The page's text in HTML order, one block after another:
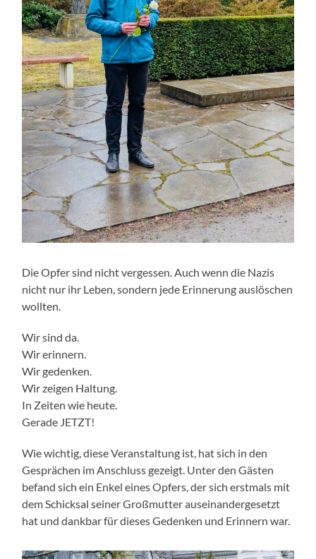
Die Opfer sind nicht vergessen. Auch wenn die Nazis
nicht nur ihr Leben, sondern jede Erinnerung auslöschen
wollten.
Wir sind da.
Wir erinnern.
Wir gedenken.
Wir zeigen Haltung.
In Zeiten wie heute.
Gerade JETZT!
Wie wichtig, diese Veranstaltung ist, hat sich in den
Gesprächen im Anschluss gezeigt. Unter den Gästen
befand sich ein Enkel eines Opfers, der sich erstmals mit
dem Schicksal seiner Großmutter auseinandergesetzt
hat und dankbar für dieses Gedenken und Erinnern war.